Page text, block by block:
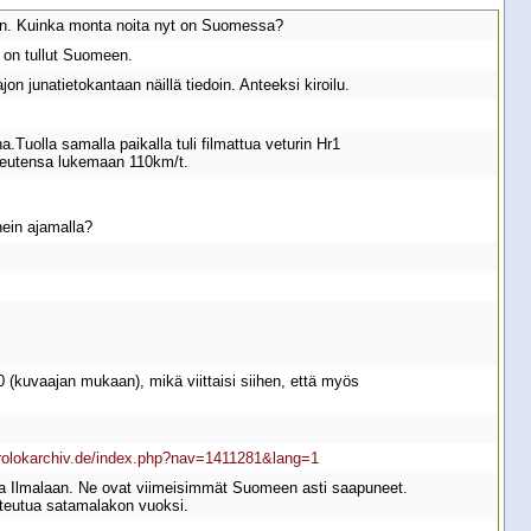
Kuinka monta noita nyt on Suomessa?
tullut Suomeen.
junatietokantaan näillä tiedoin. Anteeksi kiroilu.
samalla paikalla tuli filmattua veturin Hr1
lukemaan 110km/t.
ajamalla?
(kuvaajan mukaan), mikä viittaisi siihen, että myös
index.php?nav=1411281&lang=1
Ne ovat viimeisimmät Suomeen asti saapuneet.
satamalakon vuoksi.